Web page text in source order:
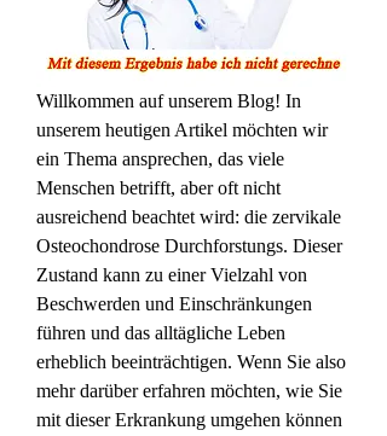
Willkommen auf unserem Blog! In
unserem heutigen Artikel möchten wir
ein Thema ansprechen, das viele
Menschen betrifft, aber oft nicht
ausreichend beachtet wird: die zervikale
Osteochondrose Durchforstungs. Dieser
Zustand kann zu einer Vielzahl von
Beschwerden und Einschränkungen
führen und das alltägliche Leben
erheblich beeinträchtigen. Wenn Sie also
mehr darüber erfahren möchten, wie Sie
mit dieser Erkrankung umgehen können